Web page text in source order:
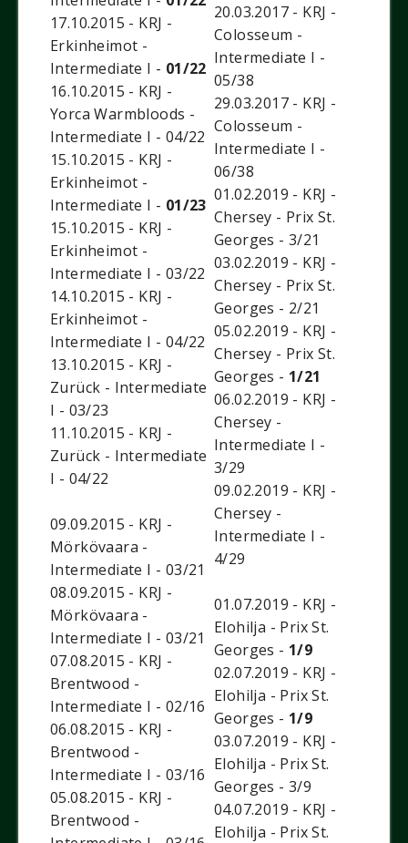
17.10.2015 - KRJ -
Erkinheimot -
Intermediate I - 01/22
16.10.2015 - KRJ -
Yorca Warmbloods -
Intermediate I - 04/22
15.10.2015 - KRJ -
Erkinheimot -
Intermediate I - 01/23
15.10.2015 - KRJ -
Erkinheimot -
Intermediate I - 03/22
14.10.2015 - KRJ -
Erkinheimot -
Intermediate I - 04/22
13.10.2015 - KRJ -
Zurück - Intermediate
I - 03/23
11.10.2015 - KRJ -
Zurück - Intermediate
I - 04/22
09.09.2015 - KRJ -
Mörkövaara -
Intermediate I - 03/21
08.09.2015 - KRJ -
Mörkövaara -
Intermediate I - 03/21
07.08.2015 - KRJ -
Brentwood -
Intermediate I - 02/16
06.08.2015 - KRJ -
Brentwood -
Intermediate I - 03/16
05.08.2015 - KRJ -
Brentwood -
20.03.2017 - KRJ -
Colosseum -
Intermediate I -
05/38
29.03.2017 - KRJ -
Colosseum -
Intermediate I -
06/38
01.02.2019 - KRJ -
Chersey - Prix St.
Georges - 3/21
03.02.2019 - KRJ -
Chersey - Prix St.
Georges - 2/21
05.02.2019 - KRJ -
Chersey - Prix St.
Georges - 1/21
06.02.2019 - KRJ -
Chersey -
Intermediate I -
3/29
09.02.2019 - KRJ -
Chersey -
Intermediate I -
4/29
01.07.2019 - KRJ -
Elohilja - Prix St.
Georges - 1/9
02.07.2019 - KRJ -
Elohilja - Prix St.
Georges - 1/9
03.07.2019 - KRJ -
Elohilja - Prix St.
Georges - 3/9
04.07.2019 - KRJ -
Elohilja - Prix St.